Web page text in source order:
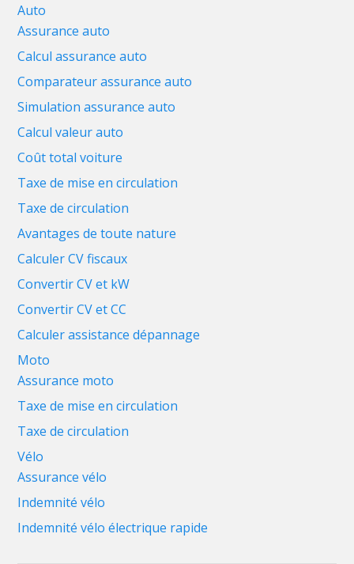
Auto
Assurance auto
Calcul assurance auto
Comparateur assurance auto
Simulation assurance auto
Calcul valeur auto
Coût total voiture
Taxe de mise en circulation
Taxe de circulation
Avantages de toute nature
Calculer CV fiscaux
Convertir CV et kW
Convertir CV et CC
Calculer assistance dépannage
Moto
Assurance moto
Taxe de mise en circulation
Taxe de circulation
Vélo
Assurance vélo
Indemnité vélo
Indemnité vélo électrique rapide